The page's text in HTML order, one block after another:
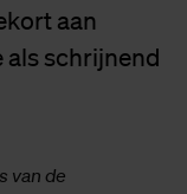
aan
als schrijnend
van de